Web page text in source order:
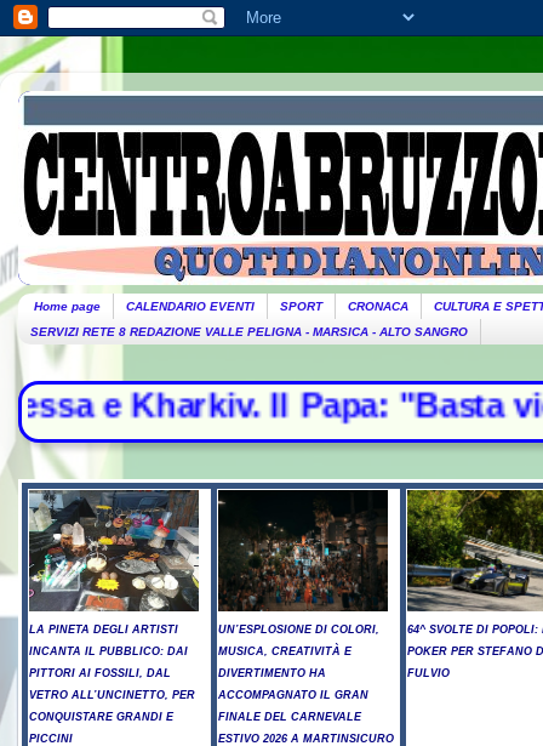
Home page CALENDARIO EVENTI SPORT CRONACA
CULTURA E
SERVIZI RETE 8 REDAZIONE VALLE PELIGNA - MARSICA - ALTO SANGRO
Il Papa: "Basta
LA PINETA DEGLI ARTISTI
INCANTA IL PUBBLICO: DAI
PITTORI AI FOSSILI, DAL
VETRO ALL’UNCINETTO, PER
CONQUISTARE GRANDI E
PICCINI
UN’ESPLOSIONE DI COLORI,
MUSICA, CREATIVITÀ E
DIVERTIMENTO HA
ACCOMPAGNATO IL GRAN
FINALE DEL CARNEVALE
ESTIVO 2026 A MARTINSICURO
64^ SVOLTE DI POPOLI:
POKER PER STEFANO
FULVIO